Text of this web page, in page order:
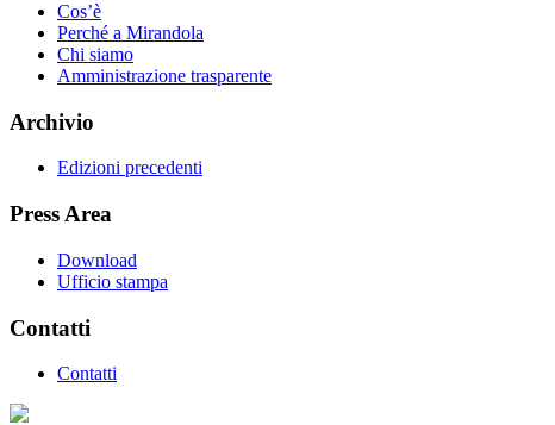
Cos’è
Perché a Mirandola
Chi siamo
Amministrazione trasparente
Archivio
Edizioni precedenti
Press Area
Download
Ufficio stampa
Contatti
Contatti